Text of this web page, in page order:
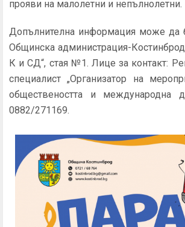
прояви на малолетни и непълнолетни.
Допълнителна информация може да
Общинска администрация-
К и СД“, стая №1. Лице за контакт:
специалист „Организатор на
обществеността и международна
0882/271169.